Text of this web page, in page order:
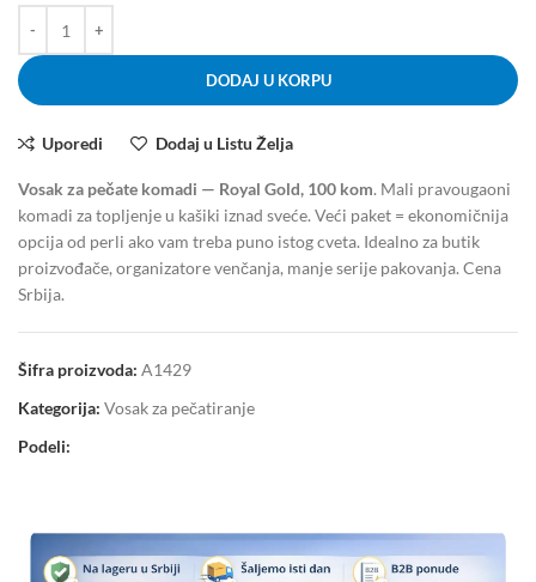
DODAJ U KORPU
Uporedi Dodaj u Listu Želja
Vosak za pečate komadi — Royal Gold, 100 kom. Mali pravougaoni
komadi za topljenje u kašiki iznad sveće. Veći paket = ekonomičnija
opcija od perli ako vam treba puno istog cveta. Idealno za butik
proizvođače, organizatore venčanja, manje serije pakovanja. Cena
Srbija.
Šifra proizvoda: A1429
Kategorija: Vosak za pečatiranje
Podeli: